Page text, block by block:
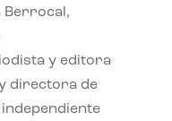
Berrocal,
y editora
directora de